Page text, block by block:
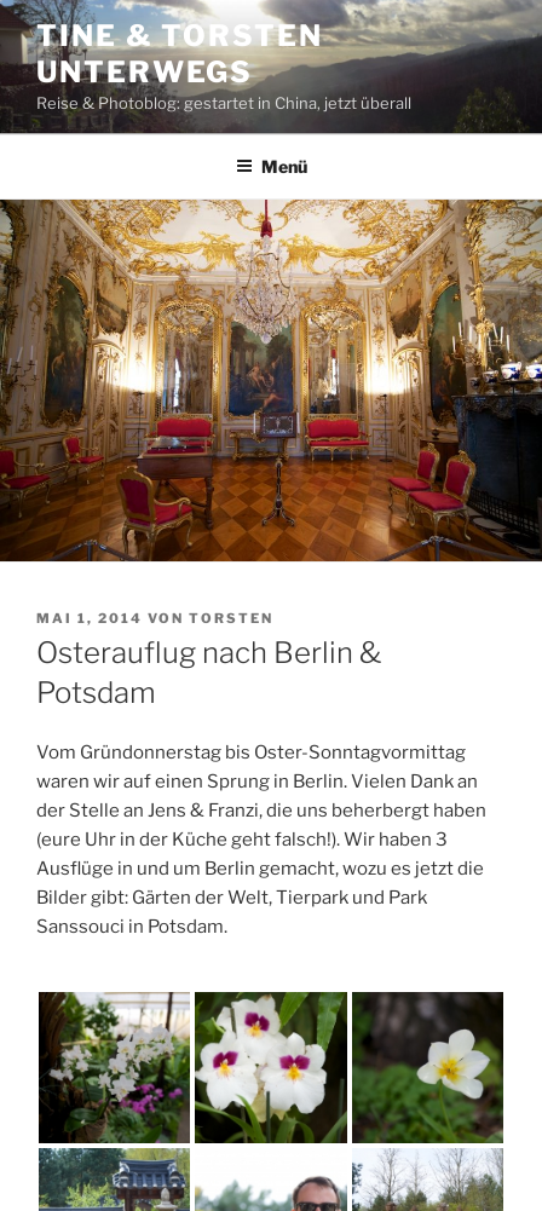
Zum
Inhalt
springen
TINE & TORSTEN
UNTERWEGS
Reise & Photoblog: gestartet in China, jetzt überall
Menü
VERÖFFENTLICHT
AM
MAI 1, 2014 VON TORSTEN
Osterauflug nach Berlin &
Potsdam
Vom Gründonnerstag bis Oster-Sonntagvormittag
waren wir auf einen Sprung in Berlin. Vielen Dank an
der Stelle an Jens & Franzi, die uns beherbergt haben
(eure Uhr in der Küche geht falsch!). Wir haben 3
Ausflüge in und um Berlin gemacht, wozu es jetzt die
Bilder gibt: Gärten der Welt, Tierpark und Park
Sanssouci in Potsdam.